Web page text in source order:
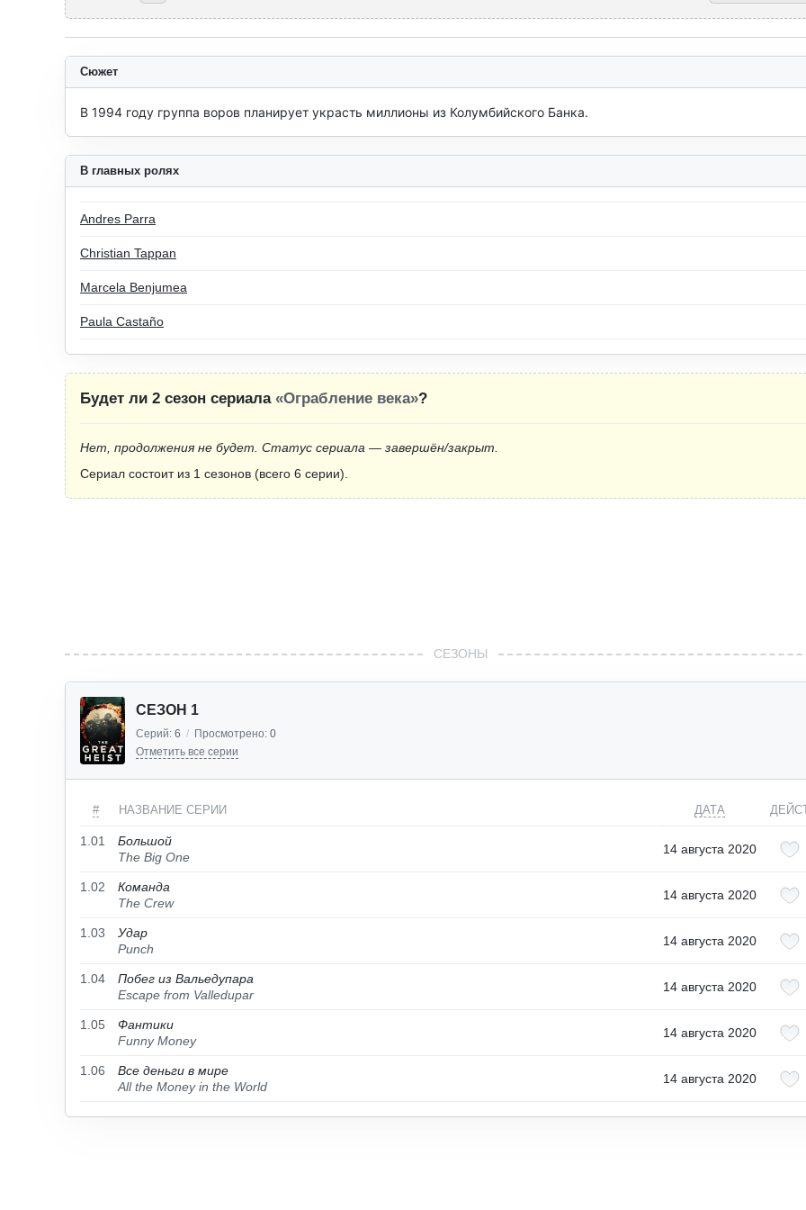
Сюжет
В 1994 году группа воров планирует украсть миллионы из Колумбийского Банка.
В главных ролях
Andres Parra
Christian Tappan
Marcela Benjumea
Paula Castaño
Будет ли 2 сезон сериала «Ограбление века»?
Нет, продолжения не будет. Статус сериала — завершён/закрыт.
Сериал состоит из 1 сезонов (всего 6 серии).
СЕЗОНЫ
СЕЗОН 1
Серий: 6 / Просмотрено: 0
Отметить все серии
# НАЗВАНИЕ СЕРИИ ДАТА
1.01
Большой
The Big One
14 августа 2020
1.02
Команда
The Crew
14 августа 2020
1.03
Удар
Punch
14 августа 2020
1.04
Побег из Вальедупара
Escape from Valledupar
14 августа 2020
1.05
Фантики
Funny Money
14 августа 2020
1.06
Все деньги в мире
All the Money in the World
14 августа 2020